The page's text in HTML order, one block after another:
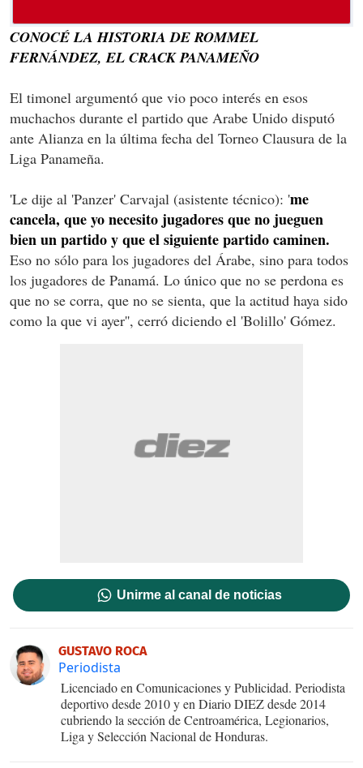
CONOCÉ LA HISTORIA DE ROMMEL
FERNÁNDEZ, EL CRACK PANAMEÑO
El timonel argumentó que vio poco interés en esos
muchachos durante el partido que Arabe Unido disputó
ante Alianza en la última fecha del Torneo Clausura de la
Liga Panameña.
'Le dije al 'Panzer' Carvajal (asistente técnico): 'me
cancela, que yo necesito jugadores que no jueguen
bien un partido y que el siguiente partido caminen.
Eso no sólo para los jugadores del Árabe, sino para todos
los jugadores de Panamá. Lo único que no se perdona es
que no se corra, que no se sienta, que la actitud haya sido
como la que vi ayer'', cerró diciendo el 'Bolillo' Gómez.
Unirme al canal de noticias
GUSTAVO ROCA
Periodista
Licenciado en Comunicaciones y Publicidad. Periodista
deportivo desde 2010 y en Diario DIEZ desde 2014
cubriendo la sección de Centroamérica, Legionarios,
Liga y Selección Nacional de Honduras.